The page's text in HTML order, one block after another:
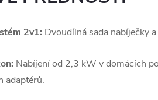
2v1: Dvoudílná sada nabíječky
Nabíjení od 2,3 kW v domácích
adaptérů.